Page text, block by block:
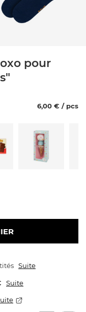
pour
6,00 € / pcs
Suite
Suite